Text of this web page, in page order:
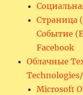
Страница
Событие
Facebook
Облачные
Microsoft